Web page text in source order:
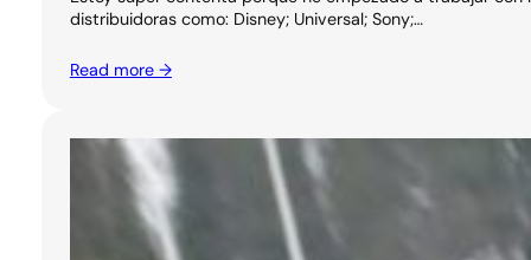
distribuidoras como: Disney; Universal; Sony;…
Read more →